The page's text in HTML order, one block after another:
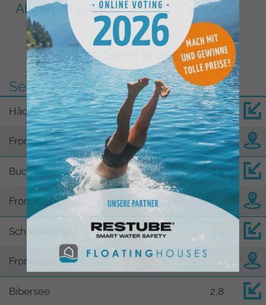
Allgemeine Infos Fakten
Weitere Seen in der Nähe
See
km
Häcklerweiher 1,5
Fronreute
Buchsee 1,5
Fronreute
Schreckensee
Fronreute
Bibersee 2,8